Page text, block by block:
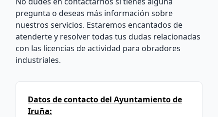
pregunta o deseas más información sobre
nuestros servicios. Estaremos encantados de
atenderte y resolver todas tus dudas relacionadas
con las licencias de actividad para obradores
industriales.
Datos de contacto del Ayuntamiento de
Iruña: